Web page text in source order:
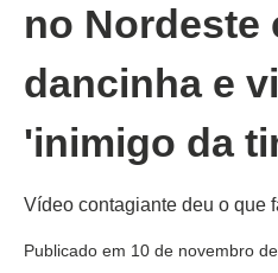
no Nordeste
dancinha e
'inimigo da
Vídeo contagiante deu o que
Publicado em 10 de novembro